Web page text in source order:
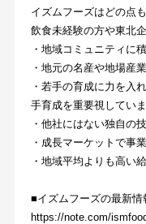
イズムフーズはどの点
飲食未経験の方や東北
・地域コミュニティに
・地元の名産や地場産
・若手の育成に力を入
手育成を重要視していま
・他社にはない独自の
・成長マーケットで事
・地域平均よりも高い
■イズムフーズの最新
https://note.com/